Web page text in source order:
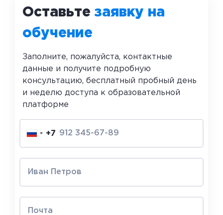
Оставьтезаявку на
обучение
Заполните, пожалуйста, контактные
данные и получите подробную
консультацию, бесплатный пробный день
и неделю доступа к образовательной
платформе
+7